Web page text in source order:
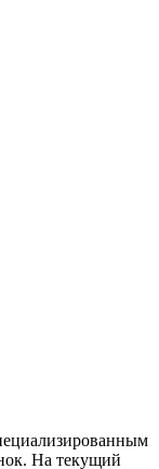
На текущий